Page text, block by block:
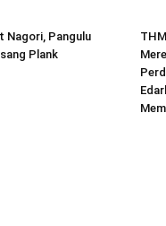
Nagori, Pangulu
Plank